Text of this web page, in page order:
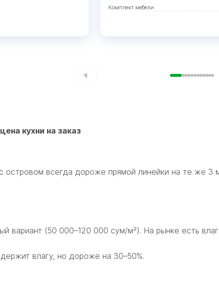
Комплект мебели
кухни на заказ
с островом всегда дороже прямой линейки на те
(50 000–120 000 сум/м²). На рынке есть
влагу, но дороже на 30–50%.